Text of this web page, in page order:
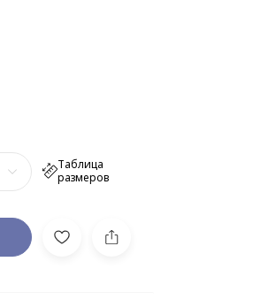
Таблица
размеров